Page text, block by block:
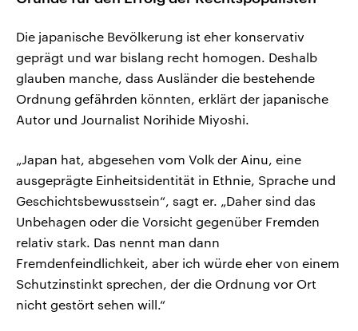
Die japanische Bevölkerung ist eher konservativ
geprägt und war bislang recht homogen. Deshalb
glauben manche, dass Ausländer die bestehende
Ordnung gefährden könnten, erklärt der japanische
Autor und Journalist Norihide Miyoshi.
„Japan hat, abgesehen vom Volk der Ainu, eine
ausgeprägte Einheitsidentität in Ethnie, Sprache und
Geschichtsbewusstsein“, sagt er. „Daher sind das
Unbehagen oder die Vorsicht gegenüber Fremden
relativ stark. Das nennt man dann
Fremdenfeindlichkeit, aber ich würde eher von einem
Schutzinstinkt sprechen, der die Ordnung vor Ort
nicht gestört sehen will.“